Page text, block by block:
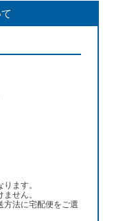
ます。
せん。
方法に宅配便をご選